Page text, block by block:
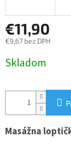
€11,90
€9,67 bez DPH
cena:
Skladom
Masážna